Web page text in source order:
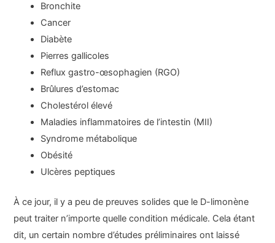
Bronchite
Cancer
Diabète
Pierres gallicoles
Reflux gastro-œsophagien (RGO)
Brûlures d’estomac
Cholestérol élevé
Maladies inflammatoires de l’intestin (MII)
Syndrome métabolique
Obésité
Ulcères peptiques
À ce jour, il y a peu de preuves solides que le D-limonène
peut traiter n’importe quelle condition médicale. Cela étant
dit, un certain nombre d’études préliminaires ont laissé